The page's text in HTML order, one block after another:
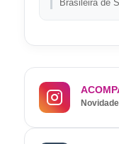
Brasileira de